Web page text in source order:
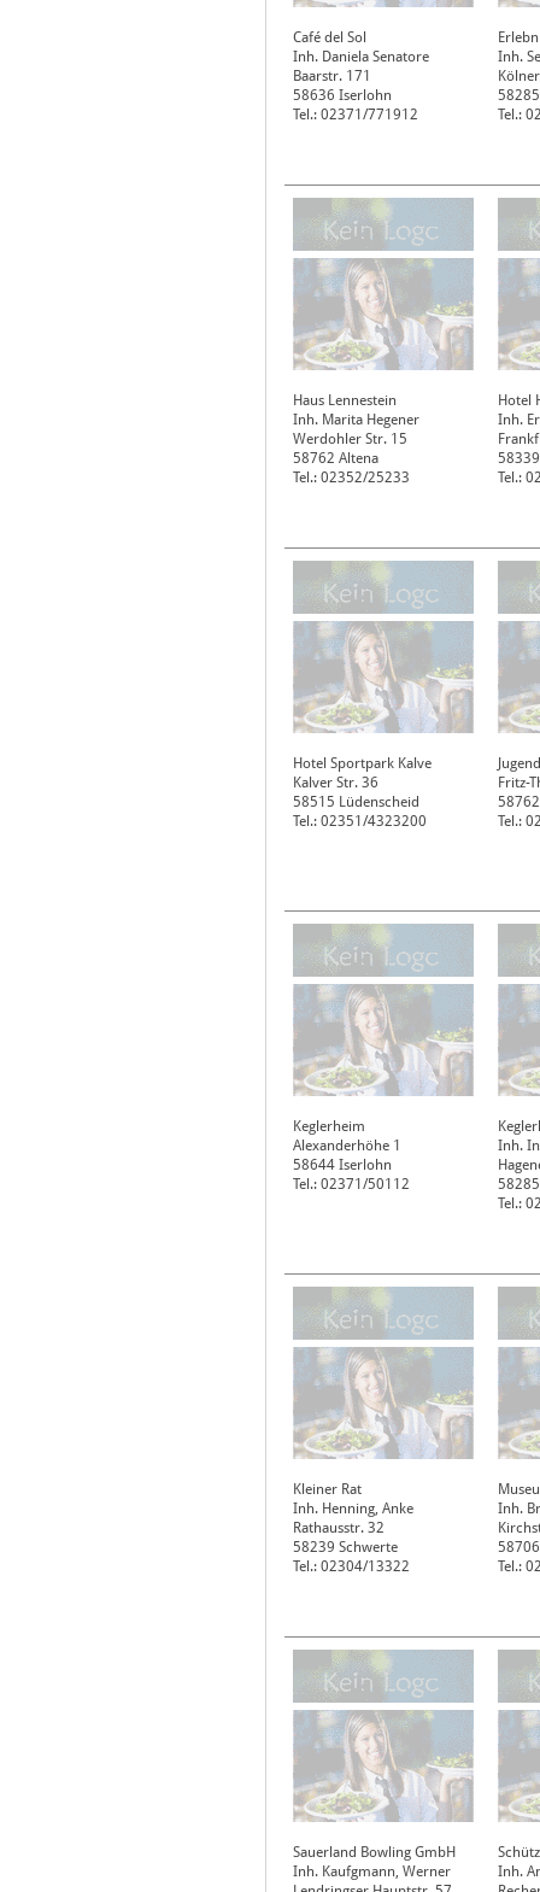
Café del Sol
Inh. Daniela Senatore
Baarstr. 171
58636 Iserlohn
Tel.: 02371/771912
Inh.
58285
Tel.:
Haus Lennestein
Inh. Marita Hegener
Werdohler Str. 15
58762 Altena
Tel.: 02352/25233
Hotel
Inh.
58339
Tel.:
Hotel Sportpark Kalve
Kalver Str. 36
58515 Lüdenscheid
Tel.: 02351/4323200
Fritz-
58762
Tel.:
Keglerheim
Alexanderhöhe 1
58644 Iserlohn
Tel.: 02371/50112
Inh.
58285
Tel.:
Kleiner Rat
Inh. Henning, Anke
Rathausstr. 32
58239 Schwerte
Tel.: 02304/13322
Inh.
58706
Tel.:
Sauerland Bowling GmbH
Inh. Kaufgmann, Werner
Inh.